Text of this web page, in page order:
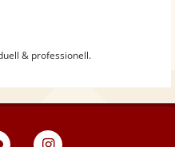
& professionell.
Blog
eventpeppers